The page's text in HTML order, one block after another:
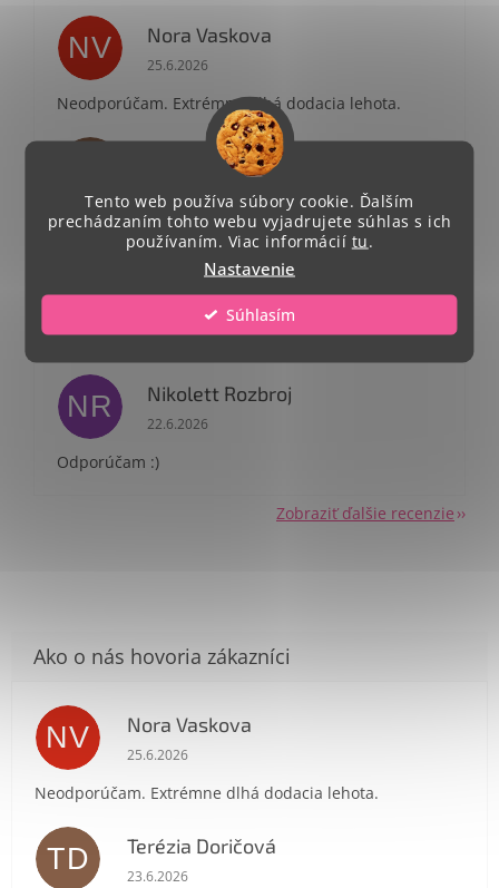
Tento web používa súbory cookie. Ďalším
prechádzaním tohto webu vyjadrujete súhlas s ich
používaním. Viac informácií tu.
Nastavenie
Súhlasím
NV Nora Vaskova
Hodnotenie obchodu je 1 z 5 hviezdičiek.
25.6.2026
Neodporúčam. Extrémne dlhá dodacia lehota.
Terézia Doričová
Hodnotenie obchodu je 5 z 5 hviezdičiek.
Patricia Podhorekova
Hodnotenie obchodu je 5 z 5 hviezdičiek.
23.6.2026
Odporúčam rýchle doručenie a krásny
dizajn.Odporúčam
NR Nikolett Rozbroj
Hodnotenie obchodu je 5 z 5 hviezdičiek.
22.6.2026
Odporúčam :)
Zobraziť ďalšie recenzie
NV Nora Vaskova
Hodnotenie obchodu je 1 z 5 hviezdičiek.
25.6.2026
Neodporúčam. Extrémne dlhá dodacia lehota.
TD Terézia Doričová
Hodnotenie obchodu je 5 z 5 hviezdičiek.
23.6.2026